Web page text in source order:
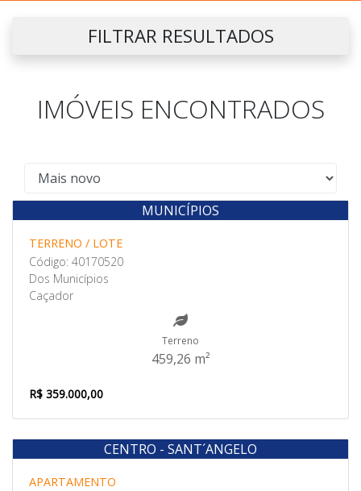
FILTRAR RESULTADOS
IMÓVEIS ENCONTRADOS
Venda
MUNICÍPIOS
TERRENO / LOTE
Código: 40170520
Dos Municípios
Caçador
Terreno
459,26 m²
R$ 359.000,00
Venda
CENTRO - SANT´ANGELO
APARTAMENTO